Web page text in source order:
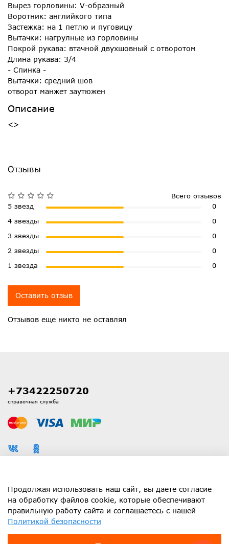
Вырез горловины: V-образный
Воротник: английкого типа
Застежка: на 1 петлю и пуговицу
Вытачки: нагрулные из горловины
Покрой рукава: втачной двухшовный с отворотом
Длина рукава: 3/4
- Спинка -
Вытачки: средний шов
отворот манжет заутюжен
Описание
<>
Отзывы
Отзывов еще никто не оставлял
Всего отзывов
5 звезд
0
4 звезды
0
3 звезды
0
2 звезды
0
1 звезда
0
Оставить отзыв
Каталог
Информация
+73422250720
справочная служба
Продолжая использовать наш сайт, вы даете согласие
на обработку файлов cookie, которые обеспечивают
правильную работу сайта и соглашаетесь с нашей
Политикой безопасности